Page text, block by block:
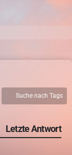
Suche nach Tags
Letzte Antwort